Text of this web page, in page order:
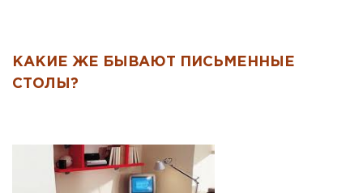
КАКИЕ ЖЕ БЫВАЮТ ПИСЬМЕННЫЕ
СТОЛЫ?